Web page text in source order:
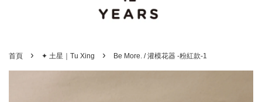
首頁 › ✦ 土星｜Tu Xing › Be More. / 灌模花器 -粉紅款-1